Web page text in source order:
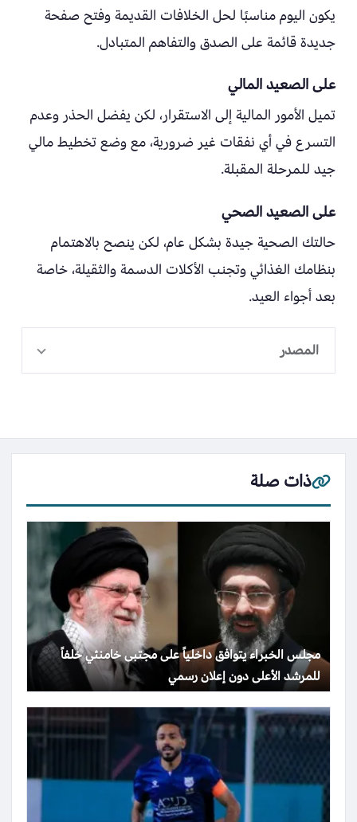
يكون اليوم مناسبًا لحل الخلافات القديمة وفتح صفحة
جديدة قائمة على الصدق والتفاهم المتبادل.
على الصعيد المالي
تميل الأمور المالية إلى الاستقرار، لكن يفضل الحذر وعدم
التسرع في أي نفقات غير ضرورية، مع وضع تخطيط مالي
جيد للمرحلة المقبلة.
على الصعيد الصحي
حالتك الصحية جيدة بشكل عام، لكن ينصح بالاهتمام
بنظامك الغذائي وتجنب الأكلات الدسمة والثقيلة، خاصة
بعد أجواء العيد.
المصدر
ذات صلة
مجلس الخبراء يتوافق داخلياً على مجتبى خامنئي خلفاً
للمرشد الأعلى دون إعلان رسمي